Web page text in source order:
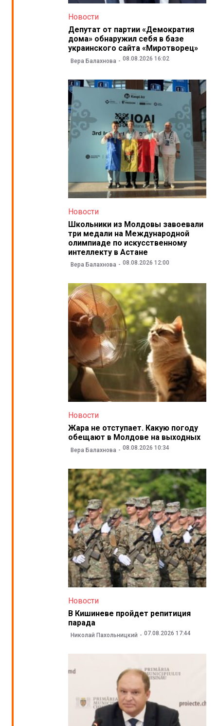
Новости
Депутат от партии «Демократия
дома» обнаружил себя в базе
украинского сайта «Миротворец»
Вера Балахнова 08.08.2026 16:02
Новости
Школьники из Молдовы завоевали
три медали на Международной
олимпиаде по искусственному
интеллекту в Астане
Вера Балахнова 08.08.2026 12:00
Новости
Жара не отступает. Какую погоду
обещают в Молдове на выходных
Вера Балахнова 08.08.2026 10:34
Новости
В Кишиневе пройдет репитиция
парада
Николай Пахольницкий 07.08.2026 17:44